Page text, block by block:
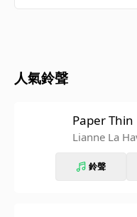
人氣鈴聲
Paper Thin
Lianne La
鈴聲